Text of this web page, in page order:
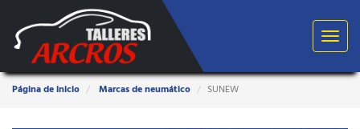
Toggle
Estas
aquí:
Página de inicio Marcas de neumático SUNEW